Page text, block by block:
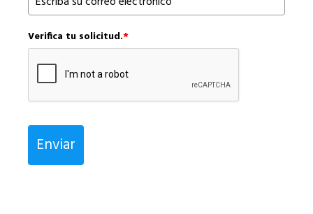
Verifica tu solicitud.*
Enviar